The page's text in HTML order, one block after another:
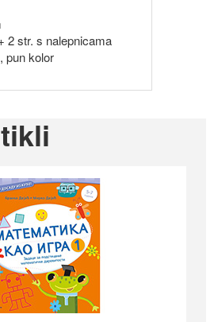
2 str. s nalepnicama
pun kolor